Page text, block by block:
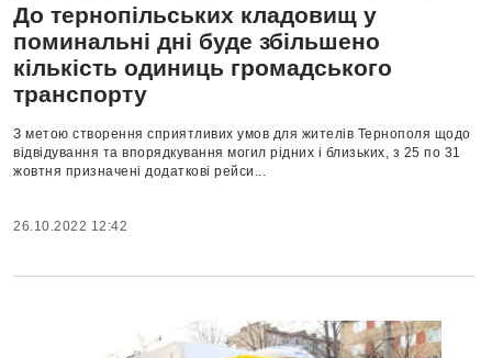
До тернопільських кладовищ у
поминальні дні буде збільшено
кількість одиниць громадського
транспорту
З метою створення сприятливих умов для жителів Тернополя щодо
відвідування та впорядкування могил рідних і близьких, з 25 по 31
жовтня призначені додаткові рейси...
26.10.2022 12:42